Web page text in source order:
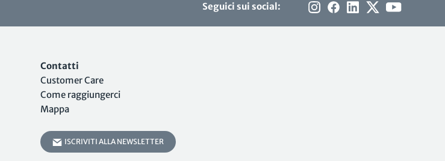
Seguici sui social:
Contatti
Customer Care
Come raggiungerci
Mappa
ISCRIVITI ALLA NEWSLETTER